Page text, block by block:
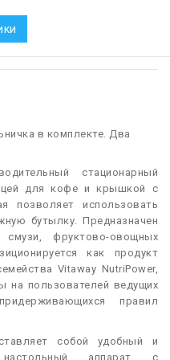
в комплекте. Два
стационарный
для кофе и крышкой с
позволяет использовать
бутылку. Предназначен
фруктово-овощных
как продукт
Vitaway NutriPower,
на пользователей ведущих
правил
собой удобный и
настольный аппарат с